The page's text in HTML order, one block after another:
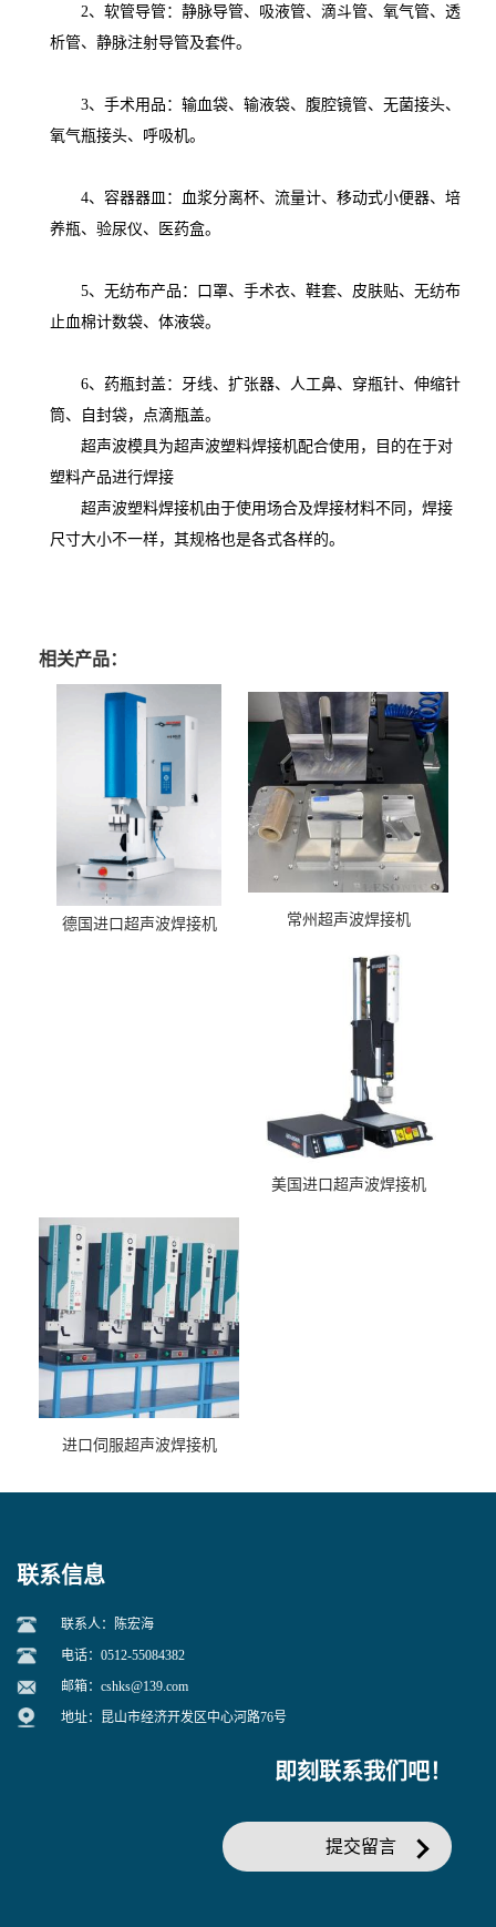
2、软管导管：静脉导管、吸液管、滴斗管、氧气管、透
析管、静脉注射导管及套件。
3、手术用品：输血袋、输液袋、腹腔镜管、无菌接头、
氧气瓶接头、呼吸机。
4、容器器皿：血浆分离杯、流量计、移动式小便器、培
养瓶、验尿仪、医药盒。
5、无纺布产品：口罩、手术衣、鞋套、皮肤贴、无纺布
止血棉计数袋、体液袋。
6、药瓶封盖：牙线、扩张器、人工鼻、穿瓶针、伸缩针
筒、自封袋，点滴瓶盖。
超声波模具为超声波塑料焊接机配合使用，目的在于对
塑料产品进行焊接
超声波塑料焊接机由于使用场合及焊接材料不同，焊接
尺寸大小不一样，其规格也是各式各样的。
相关产品：
德国进口超声波焊接机 常州超声波焊接机
美国进口超声波焊接机
进口伺服超声波焊接机
联系信息
联系人：陈宏海
电话：0512-55084382
邮箱： cshks@139.com
地址：昆山市经济开发区中心河路76号
即刻联系我们吧！
提交留言